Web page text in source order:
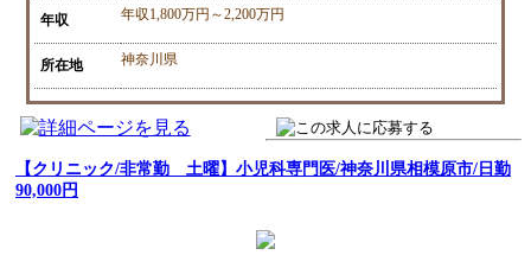
年収 年収1,800万円～2,200万円
所在地 神奈川県
【クリニック/非常勤 土曜】小児科専門医/神奈川県相模原市/日勤
90,000円